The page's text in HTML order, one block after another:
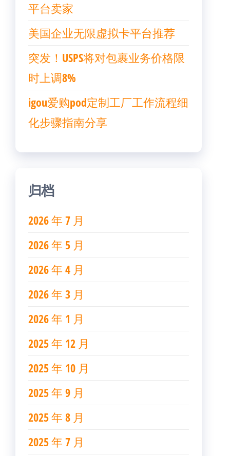
平台卖家
美国企业无限虚拟卡平台推荐
突发！USPS将对包裹业务价格限
时上调8%
igou爱购pod定制工厂工作流程细
化步骤指南分享
归档
2026 年 7 月
2026 年 5 月
2026 年 4 月
2026 年 3 月
2026 年 1 月
2025 年 12 月
2025 年 10 月
2025 年 9 月
2025 年 8 月
2025 年 7 月